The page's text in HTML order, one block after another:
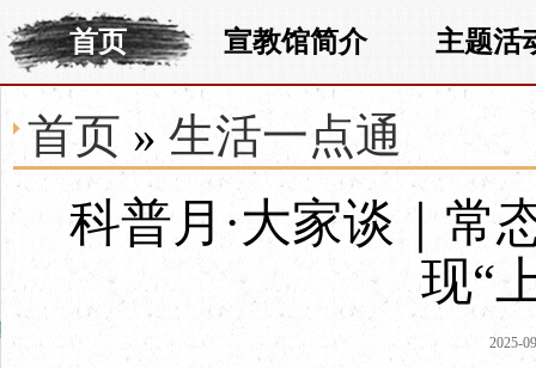
首页 宣教馆简介 主题活
首页 » 生活一点通
科普月·大家谈｜常
现“
2025-